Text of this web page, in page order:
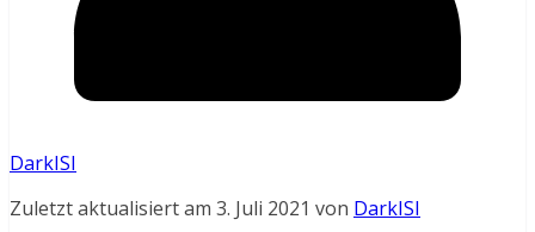
DarkISI
Zuletzt aktualisiert am 3. Juli 2021 von DarkISI